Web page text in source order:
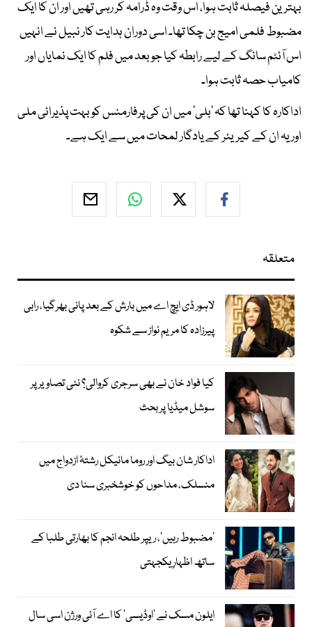
بہترین فیصلہ ثابت ہوا، اس وقت وہ ڈرامہ کر رہی تھیں اور ان کا ایک
مضبوط فلمی امیج بن چکا تھا۔ اسی دوران ہدایت کار نبیل نے انہیں
اس آئٹم سانگ کے لیے رابطہ کیا جو بعد میں فلم کا ایک نمایاں اور
کامیاب حصہ ثابت ہوا۔
اداکارہ کا کہنا تھا کہ ’بلی‘ میں ان کی پرفارمنس کو بہت پذیرائی ملی
اور یہ ان کے کیریئر کے یادگار لمحات میں سے ایک ہے۔
متعلقہ
لاہور ڈی ایچ اے میں بارش کے بعد پانی بھرگیا، رابی
پیرزادہ کا مریم نواز سے شکوہ
کیا فواد خان نے بھی سرجری کروالی؟ نئی تصاویر پر
سوشل میڈیا پر بحث
اداکار شان بیگ اور روما مائیکل رشتۂ ازدواج میں
منسلک، مداحوں کو خوشخبری سنا دی
’مضبوط رہیں‘، ریپر طلحہ انجم کا بھارتی طلبا کے
ساتھ اظہارِ یکجہتی
ایلون مسک نے ’اوڈیسی‘ کا اے آئی ورژن اسی سال